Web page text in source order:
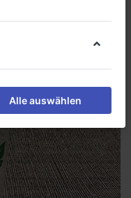
Alle auswählen